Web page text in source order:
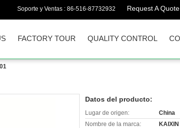
Soporte y Ventas : 86-516-87732932 Request A Quote
FACTORY TOUR QUALITY CONTROL
Datos del producto:
Lugar de origen:
China
Nombre de la marca:
KAIXIN